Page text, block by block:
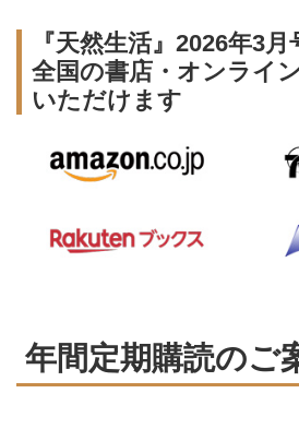
『天然生活』2026年3月
全国の書店・オンライ
いただけます
年間定期購読のご